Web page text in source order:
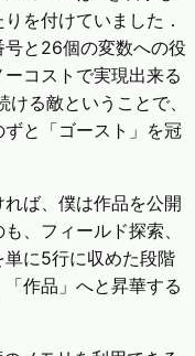
を付けていました．
と26個の変数への役
コストで実現出来る
る敵ということで、
と「ゴースト」を冠
ば、僕は作品を公開
、フィールド探索、
に5行に収めた段階
作品」へと昇華する